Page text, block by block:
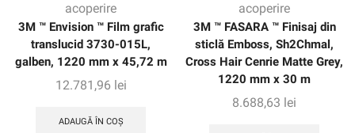
acoperire
3M ™ Envision ™ Film grafic
translucid 3730-015L,
galben, 1220 mm x 45,72 m
12.781,96 lei
ADAUGĂ ÎN COȘ
acoperire
3M ™ FASARA ™ Finisaj din
sticlă Emboss, Sh2Chmal,
Cross Hair Cenrie Matte Grey,
1220 mm x 30 m
8.688,63 lei